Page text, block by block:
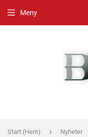
Meny
Start (Hem) › Nyheter